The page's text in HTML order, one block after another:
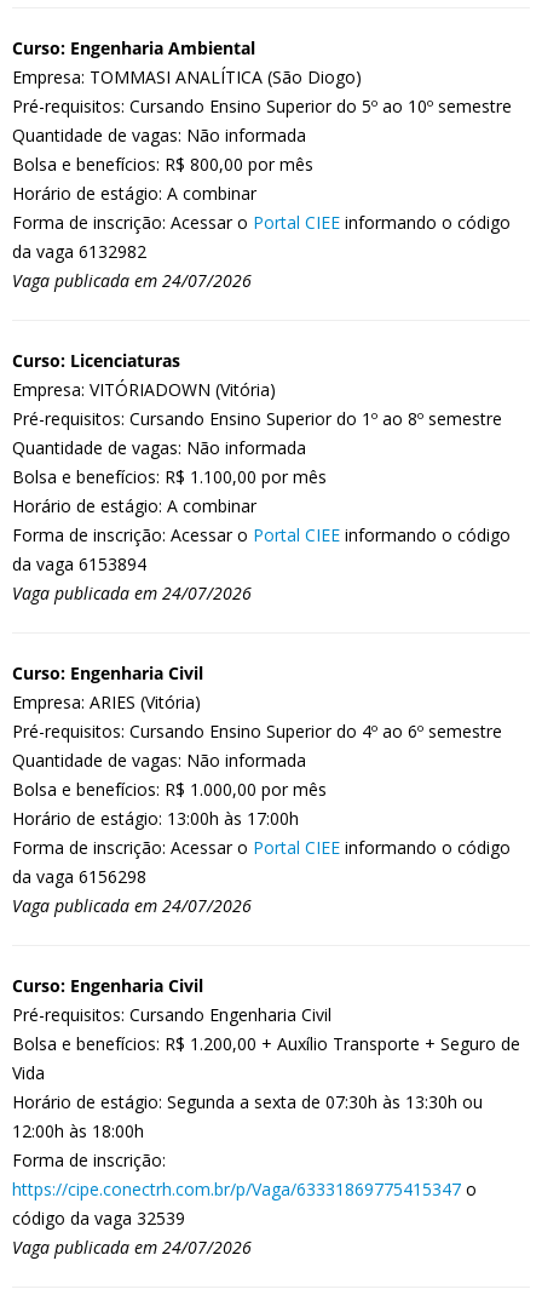
Curso: Engenharia Ambiental
Empresa: TOMMASI ANALÍTICA (São Diogo)
Pré-requisitos: Cursando Ensino Superior do 5º ao 10º semestre
Quantidade de vagas: Não informada
Bolsa e benefícios: R$ 800,00 por mês
Horário de estágio: A combinar
Forma de inscrição: Acessar o Portal CIEE informando o código
da vaga 6132982
Vaga publicada em 24/07/2026
Curso: Licenciaturas
Empresa: VITÓRIADOWN (Vitória)
Pré-requisitos: Cursando Ensino Superior do 1º ao 8º semestre
Quantidade de vagas: Não informada
Bolsa e benefícios: R$ 1.100,00 por mês
Horário de estágio: A combinar
Forma de inscrição: Acessar o Portal CIEE informando o código
da vaga 6153894
Vaga publicada em 24/07/2026
Curso: Engenharia Civil
Empresa: ARIES (Vitória)
Pré-requisitos: Cursando Ensino Superior do 4º ao 6º semestre
Quantidade de vagas: Não informada
Bolsa e benefícios: R$ 1.000,00 por mês
Horário de estágio: 13:00h às 17:00h
Forma de inscrição: Acessar o Portal CIEE informando o código
da vaga 6156298
Vaga publicada em 24/07/2026
Curso: Engenharia Civil
Pré-requisitos: Cursando Engenharia Civil
Bolsa e benefícios: R$ 1.200,00 + Auxílio Transporte + Seguro de
Vida
Horário de estágio: Segunda a sexta de 07:30h às 13:30h ou
12:00h às 18:00h
Forma de inscrição:
https://cipe.conectrh.com.br/p/Vaga/63331869775415347 o
código da vaga 32539
Vaga publicada em 24/07/2026